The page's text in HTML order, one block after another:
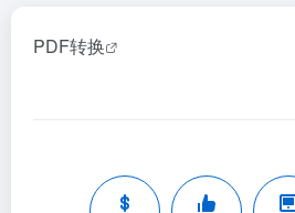
PDF转换